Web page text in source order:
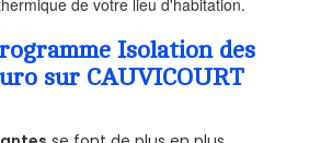
de votre lieu d'habitation.
Isolation des
sur CAUVICOURT